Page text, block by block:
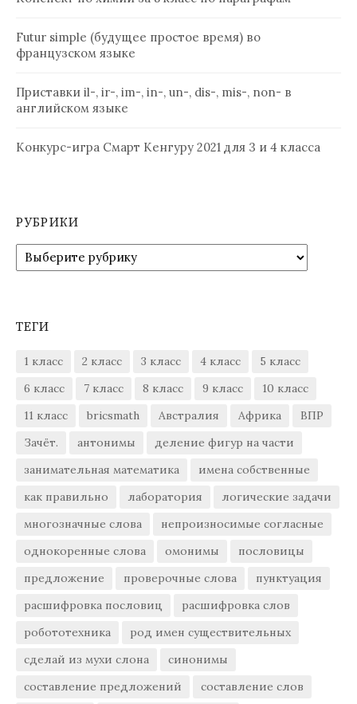
Futur simple (будущее простое время) во
французском языке
Приставки il-, ir-, im-, in-, un-, dis-, mis-, non- в
английском языке
Конкурс-игра Смарт Кенгуру 2021 для 3 и 4 класса
РУБРИКИ
Рубрики
ТЕГИ
1 класс 2 класс 3 класс 4 класс
5 класс
6 класс
7 класс 8 класс 9 класс
10 класс
11 класс
bricsmath Австралия Африка
ВПР
Зачёт.
антонимы
деление фигур на части
занимательная математика
имена собственные
как правильно
лаборатория
логические задачи
многозначные слова
непроизносимые согласные
однокоренные слова
омонимы
пословицы
предложение
проверочные слова
пунктуация
расшифровка пословиц
расшифровка слов
робототехника
род имен существительных
сделай из мухи слона
синонимы
составление предложений
составление слов